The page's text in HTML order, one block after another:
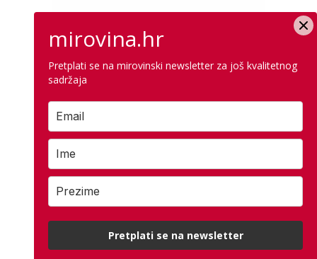
mirovina.hr
Pretplati se na mirovinski newsletter za još kvalitetnog
sadržaja
Pretplati se na newsletter